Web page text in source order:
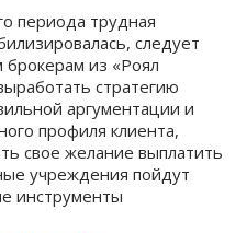
периода трудная
следует
брокерам из «Роял
стратегию
аргументации и
профиля клиента,
свое желание выплатить
учреждения пойдут
инструменты